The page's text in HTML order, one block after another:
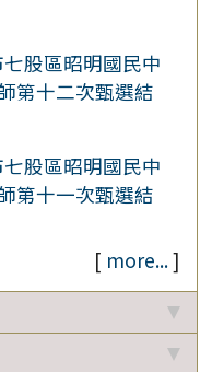
股區昭明國民中
第十二次甄選結
股區昭明國民中
第十一次甄選結
[ more...]